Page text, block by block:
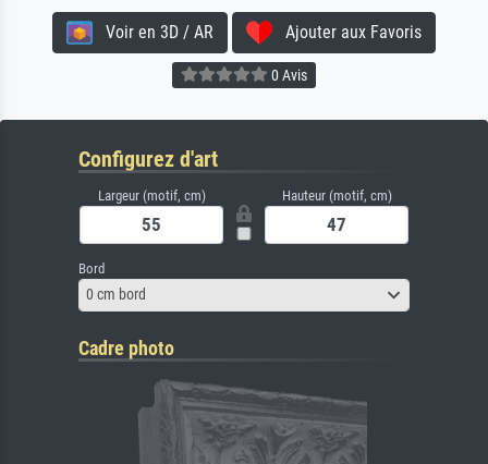
Voir en 3D / AR Ajouter aux Favoris
0 Avis
Configurez d'art
Largeur (motif, cm) Hauteur (motif, cm)
Bord
0 cm bord
Cadre photo